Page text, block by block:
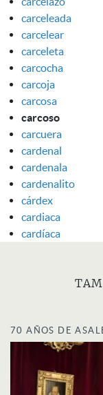
carceleada
carcelear
carceleta
carcocha
carcoja
carcosa
carcoso
carcuera
cardenal
cardenala
cardenalito
cárdex
cardiaca
cardíaca
70 AÑOS DE